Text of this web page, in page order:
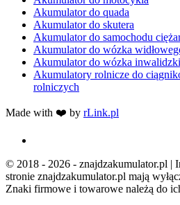
Akumulator do quada
Akumulator do skutera
Akumulator do samochodu
Akumulator do wózka
Akumulator do wózka
Akumulatory rolnicze do
rolniczych
Made with ❤️ by rLink.pl
© 2018 - 2026 - znajdzakumulator.pl |
stronie znajdzakumulator.pl mają
Znaki firmowe i towarowe należą do